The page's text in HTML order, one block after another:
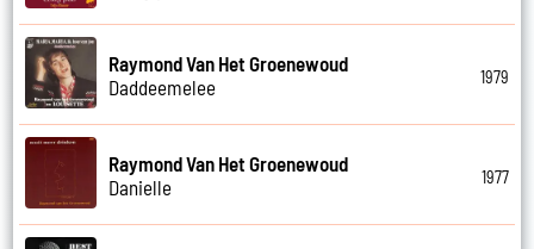
Raymond Van Het Groenewoud
Daddeemelee
1979
Raymond Van Het Groenewoud
Danielle
1977